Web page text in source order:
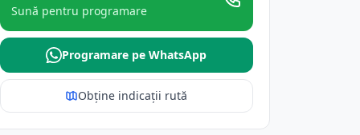
Sună pentru programare
Programare pe WhatsApp
Obține indicații rută